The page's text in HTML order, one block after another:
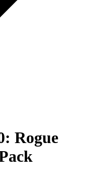
Rogue